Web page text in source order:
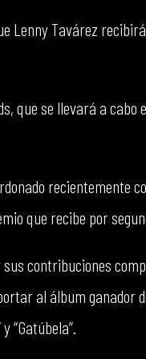
Lenny Tavárez
que se llevará a cabo
recientemente
que recibe por
contribuciones
al álbum ganador
“Gatúbela”.